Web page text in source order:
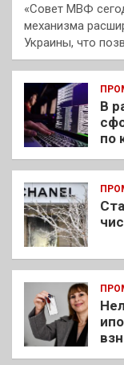
«Совет МВФ
механизма
Украины, что
В
по